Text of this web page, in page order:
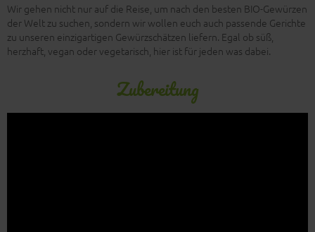
Wir gehen nicht nur auf die Reise, um nach den besten BIO-Gewürzen
der Welt zu suchen, sondern wir wollen euch auch passende Gerichte
zu unseren einzigartigen Gewürzschätzen liefern. Egal ob süß,
herzhaft, vegan oder vegetarisch, hier ist für jeden was dabei.
Zubereitung